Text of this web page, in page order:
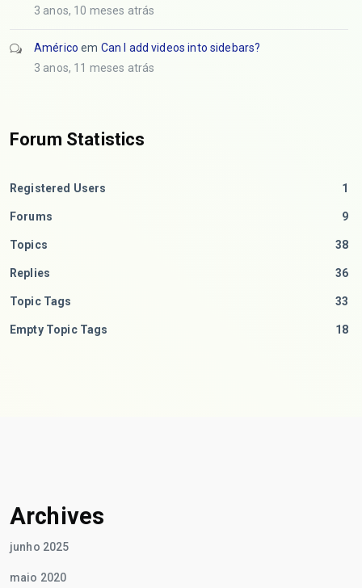
3 anos, 10 meses atrás
Américo em Can I add videos into sidebars?
3 anos, 11 meses atrás
Forum Statistics
Registered Users 1
Forums 9
Topics 38
Replies 36
Topic Tags 33
Empty Topic Tags 18
Archives
junho 2025
maio 2020